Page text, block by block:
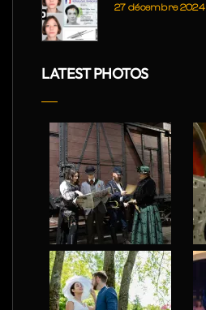
27 décembre 2024
LATEST PHOTOS